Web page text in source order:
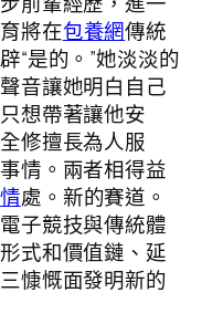
將在包養網傳統
“是的。”她淡淡的
音讓她明白自己
想帶著讓他安
修擅長為人服
情。兩者相得益
處。新的賽道。
子競技與傳統體
式和價值鏈、延
慷慨面發明新的